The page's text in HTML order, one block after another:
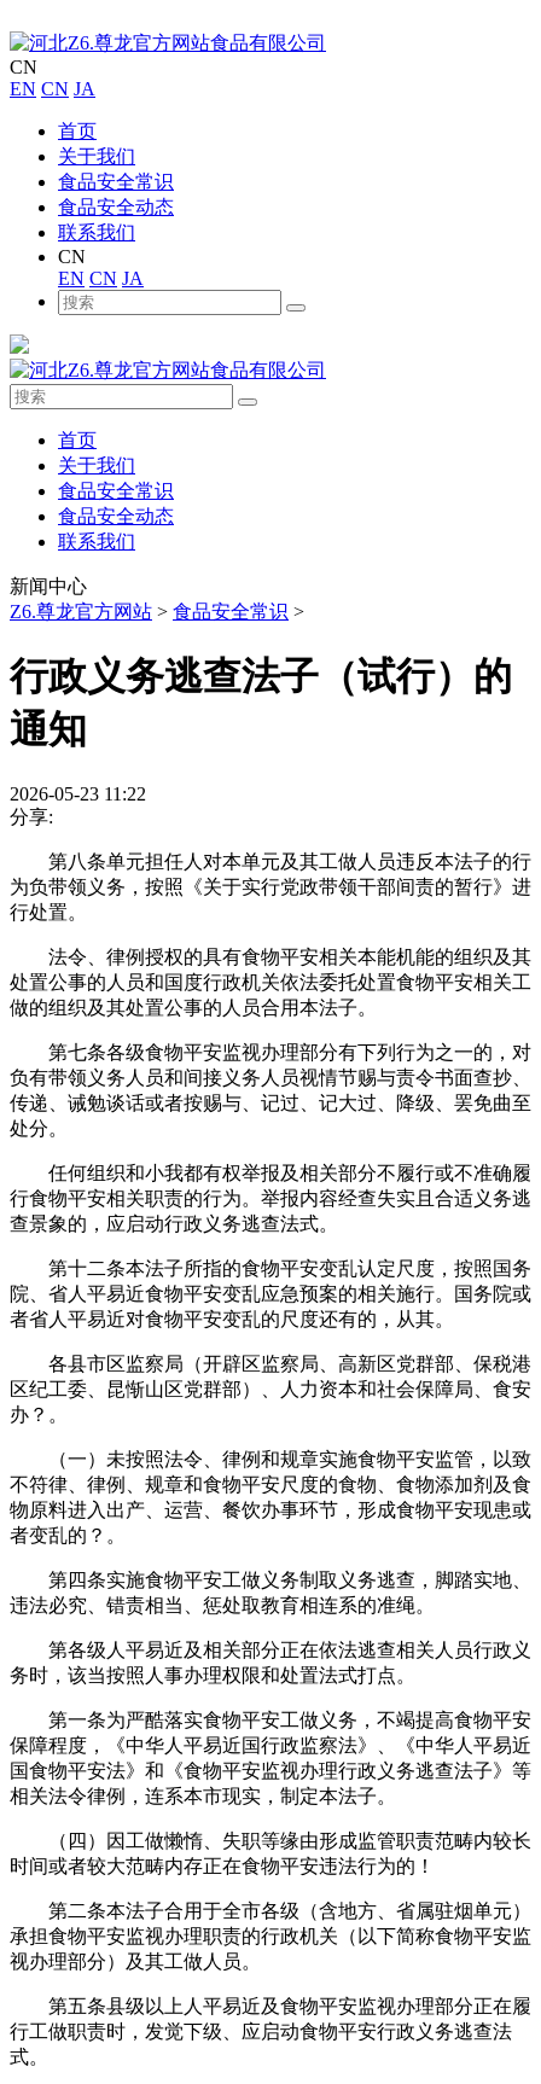
CN
EN CN JA
首页
关于我们
食品安全常识
食品安全动态
联系我们
CN
EN CN JA
首页
关于我们
食品安全常识
食品安全动态
联系我们
新闻中心
Z6.尊龙官方网站 > 食品安全常识 >
行政义务逃查法子（试行）的
通知
2026-05-23 11:22
分享:
第八条单元担任人对本单元及其工做人员违反本法子的行
为负带领义务，按照《关于实行党政带领干部间责的暂行》进
行处置。
法令、律例授权的具有食物平安相关本能机能的组织及其
处置公事的人员和国度行政机关依法委托处置食物平安相关工
做的组织及其处置公事的人员合用本法子。
第七条各级食物平安监视办理部分有下列行为之一的，对
负有带领义务人员和间接义务人员视情节赐与责令书面查抄、
传递、诫勉谈话或者按赐与、记过、记大过、降级、罢免曲至
处分。
任何组织和小我都有权举报及相关部分不履行或不准确履
行食物平安相关职责的行为。举报内容经查失实且合适义务逃
查景象的，应启动行政义务逃查法式。
第十二条本法子所指的食物平安变乱认定尺度，按照国务
院、省人平易近食物平安变乱应急预案的相关施行。国务院或
者省人平易近对食物平安变乱的尺度还有的，从其。
各县市区监察局（开辟区监察局、高新区党群部、保税港
区纪工委、昆惭山区党群部）、人力资本和社会保障局、食安
办？。
（一）未按照法令、律例和规章实施食物平安监管，以致
不符律、律例、规章和食物平安尺度的食物、食物添加剂及食
物原料进入出产、运营、餐饮办事环节，形成食物平安现患或
者变乱的？。
第四条实施食物平安工做义务制取义务逃查，脚踏实地、
违法必究、错责相当、惩处取教育相连系的准绳。
第各级人平易近及相关部分正在依法逃查相关人员行政义
务时，该当按照人事办理权限和处置法式打点。
第一条为严酷落实食物平安工做义务，不竭提高食物平安
保障程度，《中华人平易近国行政监察法》、《中华人平易近
国食物平安法》和《食物平安监视办理行政义务逃查法子》等
相关法令律例，连系本市现实，制定本法子。
（四）因工做懒惰、失职等缘由形成监管职责范畴内较长
时间或者较大范畴内存正在食物平安违法行为的！
第二条本法子合用于全市各级（含地方、省属驻烟单元）
承担食物平安监视办理职责的行政机关（以下简称食物平安监
视办理部分）及其工做人员。
第五条县级以上人平易近及食物平安监视办理部分正在履
行工做职责时，发觉下级、应启动食物平安行政义务逃查法
式。